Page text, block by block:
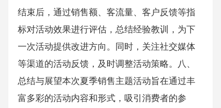
结束后，通过销售额、客流量、客户反馈等指
标对活动效果进行评估，总结经验教训，为下
一次活动提供改进方向。同时，关注社交媒体
等渠道的活动反馈，及时调整活动策略。八、
总结与展望本次夏季销售主题活动旨在通过丰
富多彩的活动内容和形式，吸引消费者的参